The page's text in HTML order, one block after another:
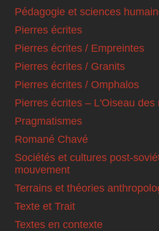
Pédagogie et sciences
Pierres écrites
Pierres écrites / Empreintes
Pierres écrites / Granits
Pierres écrites / Omphalos
Pierres écrites – L'Oiseau des
Pragmatismes
Romané Chavé
Sociétés et cultures post-
mouvement
Terrains et théories
Texte et Trait
Textes en contexte